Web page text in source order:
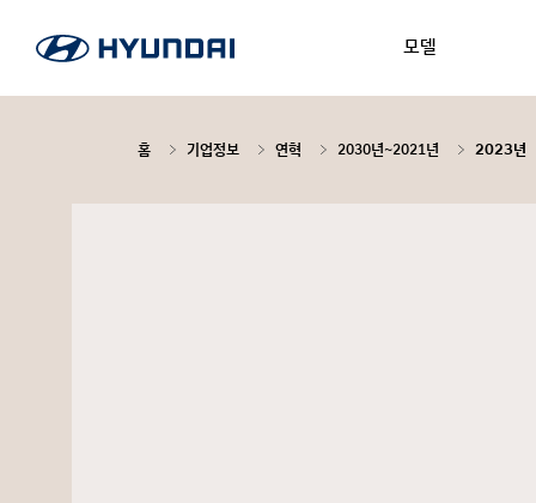
모델
홈 기업정보 연혁 2030년~2021년 2023년